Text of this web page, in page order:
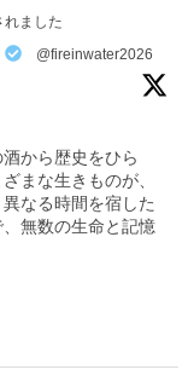
れました
@fireinwater2026
から歴史をひら
まな生きものが、
なる時間を宿した
無数の生命と記憶